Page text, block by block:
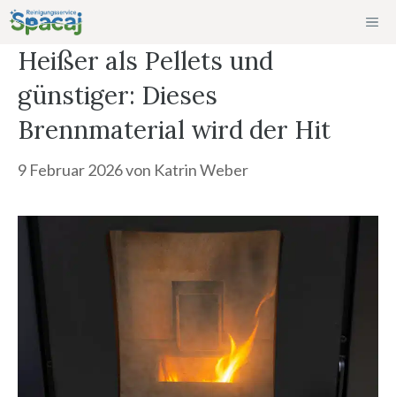
Zum
Inhalt
springen
Heißer als Pellets und
günstiger: Dieses
Brennmaterial wird der Hit
9 Februar 2026von Katrin Weber